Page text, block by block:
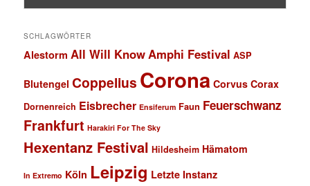
SCHLAGWÖRTER
Alestorm All Will KnowAmphi Festival ASP
Blutengel Coppelius Corona Corvus Corax
Dornenreich Eisbrecher Ensiferum Faun Feuerschwanz
Frankfurt Harakiri For The Sky
Hexentanz Festival Hildesheim Hämatom
In Extremo Köln Leipzig Letzte Instanz